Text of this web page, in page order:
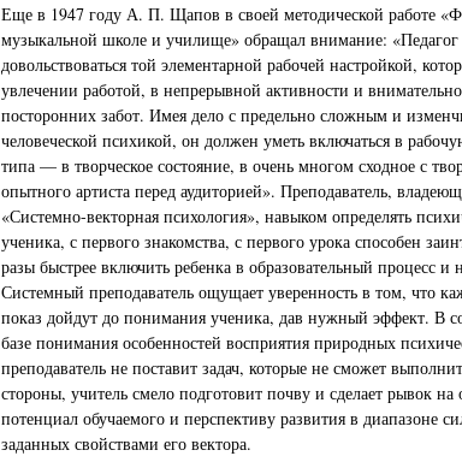
Еще в 1947 году А. П. Щапов в своей методической работе
музыкальной школе и училище» обращал внимание: «Педагог
довольствоваться той элементарной рабочей настройкой,
увлечении работой, в непрерывной активности и
посторонних забот. Имея дело с предельно сложным и
человеческой психикой, он должен уметь включаться в
типа — в творческое состояние, в очень многом сходное с
опытного артиста перед аудиторией». Преподаватель,
«Системно-векторная психология», навыком определять
ученика, с первого знакомства, с первого урока способен
разы быстрее включить ребенка в образовательный процесс и
Системный преподаватель ощущает уверенность в том, что
показ дойдут до понимания ученика, дав нужный эффект. В
базе понимания особенностей восприятия природных
преподаватель не поставит задач, которые не сможет
стороны, учитель смело подготовит почву и сделает рывок
потенциал обучаемого и перспективу развития в диапазоне
заданных свойствами его вектора.